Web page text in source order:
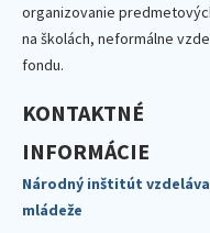
organizovanie
na školách, neformálne
fondu.
KONTAKTNÉ
INFORMÁCIE
Národný inštitút
mládeže